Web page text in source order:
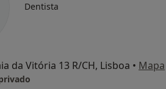
Dentista
da Vitória 13 R/CH, Lisboa • Mapa